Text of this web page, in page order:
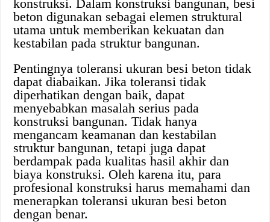
konstruksi. Dalam konstruksi bangunan, besi
beton digunakan sebagai elemen struktural
utama untuk memberikan kekuatan dan
kestabilan pada struktur bangunan.
Pentingnya toleransi ukuran besi beton tidak
dapat diabaikan. Jika toleransi tidak
diperhatikan dengan baik, dapat
menyebabkan masalah serius pada
konstruksi bangunan. Tidak hanya
mengancam keamanan dan kestabilan
struktur bangunan, tetapi juga dapat
berdampak pada kualitas hasil akhir dan
biaya konstruksi. Oleh karena itu, para
profesional konstruksi harus memahami dan
menerapkan toleransi ukuran besi beton
dengan benar.